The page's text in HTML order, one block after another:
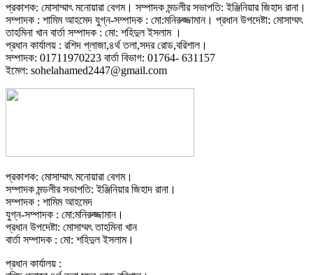
প্রকাশক: মোসাম্মাৎ মনোয়ারা বেগম। সম্পাদক মন্ডলীর সভাপতি: ইঞ্জিনিয়ার জিহাদ রানা।
সম্পাদক : শামিম আহমেদ যুগ্ন-সম্পাদক : মো:মনিরুজ্জামান। প্রধান উপদেষ্টা: মোসাম্মৎ
তাহমিনা খান বার্তা সম্পাদক : মো: শহিদুল ইসলাম ।
প্রধান কার্যালয় : রশিদ প্লাজা,৪র্থ তলা,সদর রোড,বরিশাল।
সম্পাদক: 01711970223 বার্তা বিভাগ: 01764- 631157
ইমেল: sohelahamed2447@gmail.com
প্রকাশক: মোসাম্মাৎ মনোয়ারা বেগম।
সম্পাদক মন্ডলীর সভাপতি: ইঞ্জিনিয়ার জিহাদ রানা।
সম্পাদক : শামিম আহমেদ
যুগ্ন-সম্পাদক : মো:মনিরুজ্জামান।
প্রধান উপদেষ্টা: মোসাম্মৎ তাহমিনা খান
বার্তা সম্পাদক : মো: শহিদুল ইসলাম।
প্রধান কার্যালয় :